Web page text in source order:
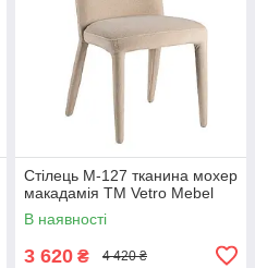
Стілець M-127 тканина мохер
макадамія TM Vetro Mebel
В наявності
3 620 ₴ 4 420 ₴